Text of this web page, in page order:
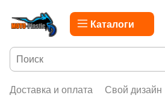
Каталоги
Доставка и оплата Свой дизайн